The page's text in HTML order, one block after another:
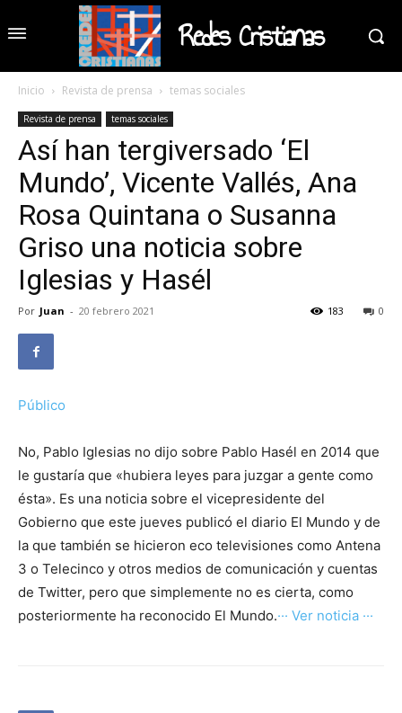
Redes Cristianas
Inicio Revista de prensa temas sociales
Revista de prensa temas sociales
Así han tergiversado ‘El
Mundo’, Vicente Vallés, Ana
Rosa Quintana o Susanna
Griso una noticia sobre
Iglesias y Hasél
Por Juan - 20 febrero 2021 0
183
Público
No, Pablo Iglesias no dijo sobre Pablo Hasél en 2014 que
le gustaría que «hubiera leyes para juzgar a gente como
ésta». Es una noticia sobre el vicepresidente del
Gobierno que este jueves publicó el diario El Mundo y de
la que también se hicieron eco televisiones como Antena
3 o Telecinco y otros medios de comunicación y cuentas
de Twitter, pero que simplemente no es cierta, como
posteriormente ha reconocido El Mundo.··· Ver noticia ···